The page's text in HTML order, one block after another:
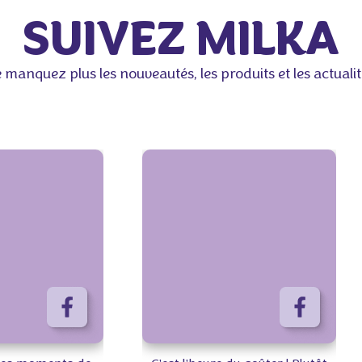
SUIVEZ MILKA
manquez plus les nouveautés, les produits et les